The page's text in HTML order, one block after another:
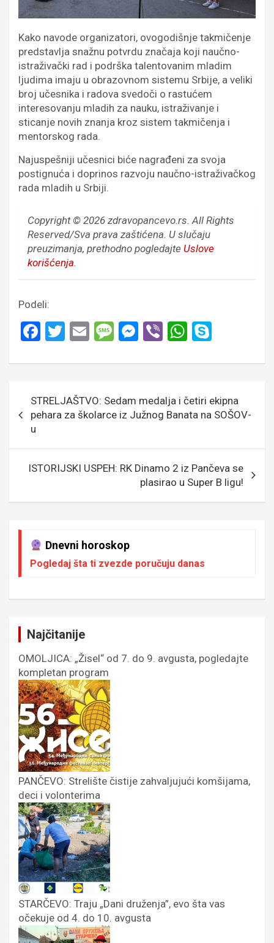
Kako navode organizatori, ovogodišnje takmičenje
predstavlja snažnu potvrdu značaja koji naučno-
istraživački rad i podrška talentovanim mladim
ljudima imaju u obrazovnom sistemu Srbije, a veliki
broj učesnika i radova svedoči o rastućem
interesovanju mladih za nauku, istraživanje i
sticanje novih znanja kroz sistem takmičenja i
mentorskog rada.
Najuspešniji učesnici biće nagrađeni za svoja
postignuća i doprinos razvoju naučno-istraživačkog
rada mladih u Srbiji.
Copyright © 2026 zdravopancevo.rs. All Rights
Reserved/Sva prava zaštićena. U slučaju
preuzimanja, prethodno pogledajte Uslove
korišćenja.
Podeli:
F
ce
o
k
T
tt
er
E
ail
M
s
g
M
se
g
Vi
er
W
at
s
A
p
p
чланка
STRELJAŠTVO: Sedam medalja i četiri ekipna
pehara za školarce iz Južnog Banata na SOŠOV-
u
ISTORIJSKI USPEH: RK Dinamo 2 iz Pančeva se
plasirao u Super B ligu!
Dnevni horoskop
Pogledaj šta ti zvezde poručuju danas
Najčitanije
OMOLJICA: „Žisel“ od 7. do 9. avgusta, pogledajte
kompletan program
PANČEVO: Strelište čistije zahvaljujući komšijama,
deci i volonterima
STARČEVO: Traju „Dani druženja”, evo šta vas
očekuje od 4. do 10. avgusta